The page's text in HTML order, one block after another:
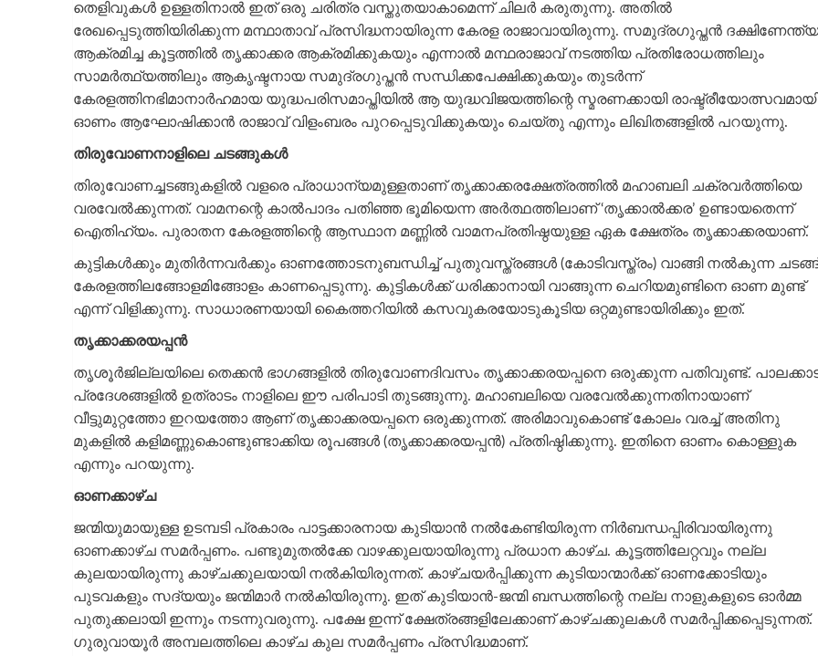
തെളിവുകൾ ഉള്ളതിനാൽ ഇത് ഒരു ചരിത്ര വസ്തുതയാകാമെന്ന് ചിലർ കരുതുന്നു. അതിൽ
രേഖപ്പെടുത്തിയിരിക്കുന്ന മന്ഥാതാവ് പ്രസിദ്ധനായിരുന്ന കേരള രാജാവായിരുന്നു. സമുദ്രഗുപ്തൻ ദക്ഷിണേന്ത്യ
ആക്രമിച്ച കൂട്ടത്തിൽ തൃക്കാക്കര ആക്രമിക്കുകയും എന്നാൽ മന്ഥരാജാവ് നടത്തിയ പ്രതിരോധത്തിലും
സാമർത്ഥ്യത്തിലും ആകൃഷ്ടനായ സമുദ്രഗുപ്തൻ സന്ധിക്കപേക്ഷിക്കുകയും തുടർന്ന്
കേരളത്തിനഭിമാനാർഹമായ യുദ്ധപരിസമാപ്തിയിൽ ആ യുദ്ധവിജയത്തിന്റെ സ്മരണക്കായി രാഷ്ട്രീയോത്സവമായി
ഓണം ആഘോഷിക്കാൻ രാജാവ് വിളംബരം പുറപ്പെടുവിക്കുകയും ചെയ്തു എന്നും ലിഖിതങ്ങളിൽ പറയുന്നു.
തിരുവോണനാളിലെ ചടങ്ങുകൾ
തിരുവോണച്ചടങ്ങുകളിൽ വളരെ പ്രാധാന്യമുള്ളതാണ്‌ തൃക്കാക്കരക്ഷേത്രത്തിൽ മഹാബലി ചക്രവർത്തിയെ
വരവേൽക്കുന്നത്‌. വാമനന്റെ കാൽപാദം പതിഞ്ഞ ഭൂമിയെന്ന അർത്ഥത്തിലാണ്‌ ‘തൃക്കാൽക്കര’ ഉണ്ടായതെന്ന്‌
ഐതിഹ്യം. പുരാതന കേരളത്തിന്റെ ആസ്ഥാന മണ്ണിൽ വാമനപ്രതിഷ്ഠയുള്ള ഏക ക്ഷേത്രം തൃക്കാക്കരയാണ്‌.
കുട്ടികൾക്കും മുതിർന്നവർക്കും ഓണത്തോടനുബന്ധിച്ച് പുതുവസ്ത്രങ്ങൾ (കോടിവസ്ത്രം) വാങ്ങി നൽകുന്ന ചടങ്ങ്
കേരളത്തിലങ്ങോളമിങ്ങോളം കാണപ്പെടുന്നു. കുട്ടികൾക്ക് ധരിക്കാനായി വാങ്ങുന്ന ചെറിയമുണ്ടിനെ ഓണ മുണ്ട്
എന്ന് വിളിക്കുന്നു. സാധാരണയായി കൈത്തറിയിൽ കസവുകരയോടുകൂടിയ ഒറ്റമുണ്ടായിരിക്കും ഇത്.
തൃക്കാക്കരയപ്പൻ
തൃശൂർജില്ലയിലെ തെക്കൻ ഭാഗങ്ങളിൽ തിരുവോണദിവസം തൃക്കാക്കരയപ്പനെ ഒരുക്കുന്ന പതിവുണ്ട്.
പ്രദേശങ്ങളിൽ ഉത്രാടം നാളിലെ ഈ പരിപാടി തുടങ്ങുന്നു. മഹാബലിയെ വരവേൽക്കുന്നതിനായാണ്‌
വീട്ടുമുറ്റത്തോ ഇറയത്തോ ആണ്‌ തൃക്കാക്കരയപ്പനെ ഒരുക്കുന്നത്. അരിമാവുകൊണ്ട് കോലം വരച്ച് അതിനു
മുകളിൽ കളിമണ്ണുകൊണ്ടുണ്ടാക്കിയ രൂപങ്ങൾ (തൃക്കാക്കരയപ്പൻ) പ്രതിഷ്ഠിക്കുന്നു. ഇതിനെ ഓണം കൊള്ളുക
എന്നും പറയുന്നു.
ഓണക്കാഴ്ച
ജന്മിയുമായുള്ള ഉടമ്പടി പ്രകാരം പാട്ടക്കാരനായ കുടിയാൻ നൽകേണ്ടിയിരുന്ന നിർബന്ധപ്പിരിവായിരുന്നു
ഓണക്കാഴ്ച സമർപ്പണം. പണ്ടുമുതൽക്കേ വാഴക്കുലയായിരുന്നു പ്രധാന കാഴ്ച. കൂട്ടത്തിലേറ്റവും നല്ല
കുലയായിരുന്നു കാഴ്ചക്കുലയായി നൽകിയിരുന്നത്‌. കാഴ്ചയർപ്പിക്കുന്ന കുടിയാന്മാർക്ക് ഓണക്കോടിയും
പുടവകളും സദ്യയും ജന്മിമാർ നൽകിയിരുന്നു. ഇത് കുടിയാൻ-ജന്മി ബന്ധത്തിന്റെ നല്ല നാളുകളുടെ ഓർമ്മ
പുതുക്കലായി ഇന്നും നടന്നുവരുന്നു. പക്ഷേ ഇന്ന്‌ ക്ഷേത്രങ്ങളിലേക്കാണ്‌ കാഴ്ചക്കുലകൾ സമർപ്പിക്കപ്പെടുന്നത്.
ഗുരുവായൂർ അമ്പലത്തിലെ കാഴ്ച കുല സമർപ്പണം പ്രസിദ്ധമാണ്.